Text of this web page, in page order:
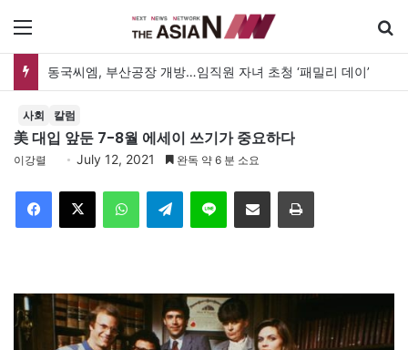
동국씨엠, 부산공장 개방…임직원 자녀 초청 ‘패밀리 데이’
사회 칼럼
美 대입 앞둔 7-8월 에세이 쓰기가 중요하다
이강렬 July 12, 2021 완독 약 6 분 소요
Telegram 이메일